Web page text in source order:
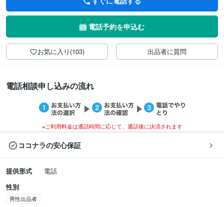
電話予約を申込む
お気に入り(103) 出品者に質問
電話相談申し込みの流れ
※ご利用料金は通話時間に応じて、通話後に決済されます
ココナラの安心保証
提供形式
電話
性別
男性出品者